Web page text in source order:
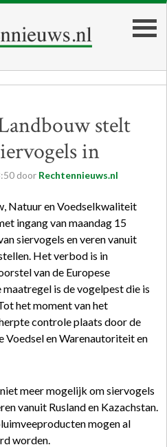
stelt
in
door Rechtennieuws.nl
Natuur en Voedselkwaliteit
ingang van maandag 15
siervogels en veren vanuit
Het verbod is in
van de Europese
is de vogelpest die is
het moment van het
controle plaats door de
Voedsel en Warenautoriteit en
meer mogelijk om siervogels
vanuit Rusland en Kazachstan.
mogen al
worden.